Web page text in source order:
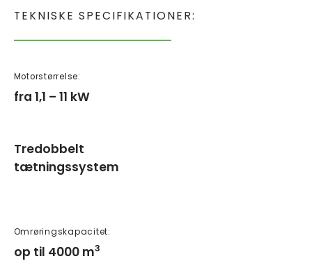
TEKNISKE SPECIFIKATIONER:
Motorstørrelse:
fra 1,1 – 11 kW
Tredobbelt
tætningssystem
Omrøringskapacitet:
op til 4000 m3